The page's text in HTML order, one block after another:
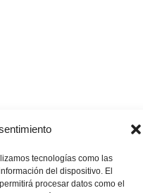
tecnologías como las
del dispositivo. El
procesar datos como el